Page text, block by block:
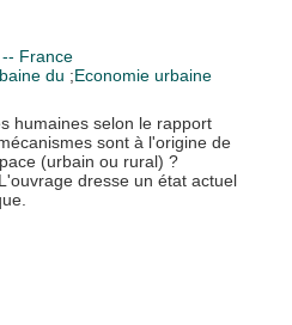
France
du ;Economie urbaine
humaines selon le rapport
sont à l'origine de
(urbain ou rural) ?
dresse un état actuel